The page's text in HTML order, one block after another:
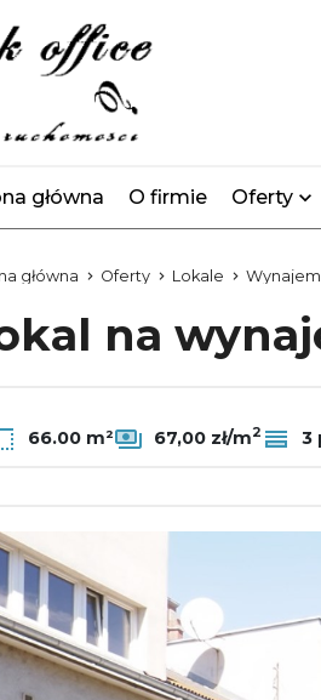
główna O firmie Oferty
główna Oferty Lokale Wynajem
na
66.00 m² 67,00 zł/m2 3